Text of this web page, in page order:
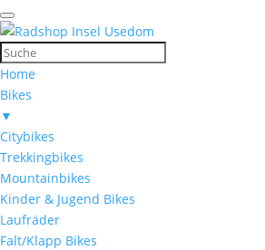
Home
Bikes
▼
Citybikes
Trekkingbikes
Mountainbikes
Kinder & Jugend Bikes
Laufräder
Falt/Klapp Bikes